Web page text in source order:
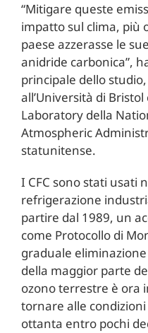
“Mitigare queste
impatto sul clima, più
paese azzerasse le
anidride carbonica”,
principale dello
all’Università di
Laboratory della
Atmospheric
statunitense.
I CFC sono stati usati
refrigerazione
partire dal 1989, un
come Protocollo di
graduale
della maggior parte
ozono terrestre è ora
tornare alle
ottanta entro pochi